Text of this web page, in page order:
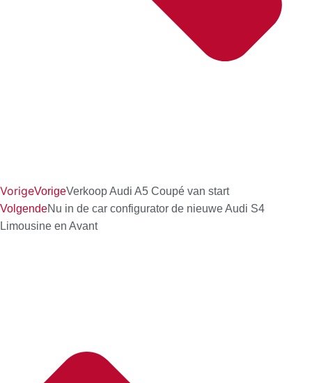
VorigeVorigeVerkoop Audi A5 Coupé van start
VolgendeNu in de car configurator de nieuwe Audi S4
Limousine en Avant